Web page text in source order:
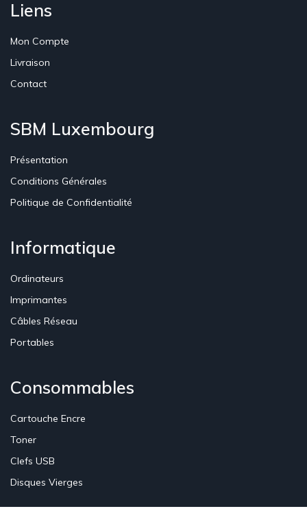
Liens
Mon Compte
Livraison
Contact
SBM Luxembourg
Présentation
Conditions Générales
Politique de Confidentialité
Informatique
Ordinateurs
Imprimantes
Câbles Réseau
Portables
Consommables
Cartouche Encre
Toner
Clefs USB
Disques Vierges